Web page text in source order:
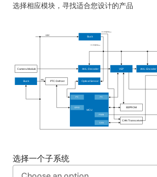
选择相应模块，寻找适合您设计的产品
Optical Sensor
PTC Defrost
EEPROM
+5V
+3.3V@3Amax
+3.3V@3Amax
+12V
Buck
VSP AHL-Encoder
AHL-Decoder
CAN Transceiver
Camera Module
Buck
MCU
I2C
GPIO
I2C
PWM
CAN
选择一个子系统